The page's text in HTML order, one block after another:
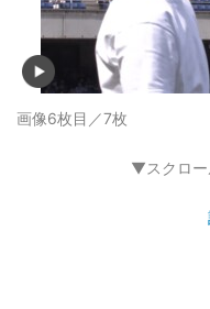
画像6枚目／7枚
▼スクロ